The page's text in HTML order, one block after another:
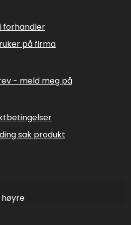
forhandler
på firma
- meld meg på
sak produkt
høyre